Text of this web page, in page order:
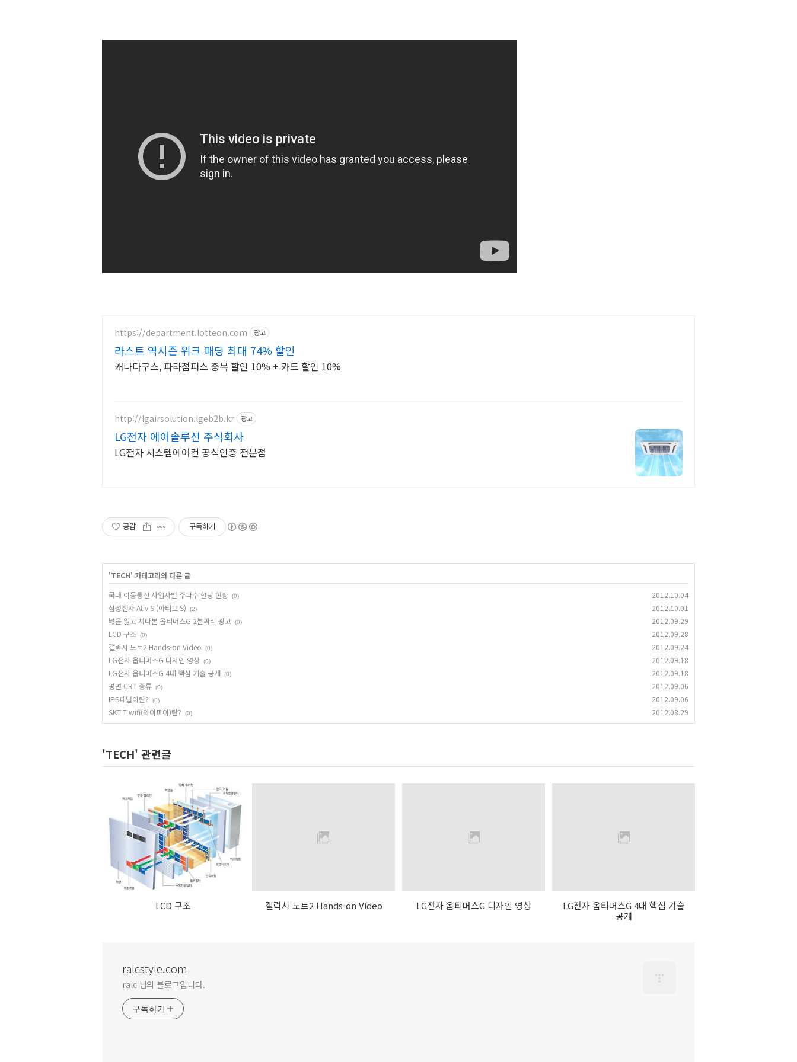
https://department.lotteon.com 광고
라스트 역시즌 위크 패딩 최대 74% 할인
캐나다구스, 파라점퍼스 중복 할인 10% + 카드 할인 10%
http://lgairsolution.lgeb2b.kr 광고
LG전자 에어솔루션 주식회사
LG전자 시스템에어컨 공식인증 전문점
공감 구독하기
'TECH' 카테고리의 다른 글
국내 이동통신 사업자별 주파수 할당 현황 (0) 2012.10.04
삼성전자 Ativ S (아티브 S) (2) 2012.10.01
넋을 잃고 쳐다본 옵티머스G 2분짜리 광고 (0) 2012.09.29
LCD 구조 (0) 2012.09.28
갤럭시 노트2 Hands-on Video (0) 2012.09.24
LG전자 옵티머스G 디자인 영상 (0) 2012.09.18
LG전자 옵티머스G 4대 핵심 기술 공개 (0) 2012.09.18
평면 CRT 종류 (0) 2012.09.06
IPS패널이란? (0) 2012.09.06
SKT T wifi(와이파이)란? (0) 2012.08.29
'TECH' 관련글
LCD 구조 갤럭시 노트2 Hands-on Video LG전자 옵티머스G 디자인 영상
LG전자 옵티머스G 4대 핵심 기술
공개
ralcstyle.com
ralc 님의 블로그입니다.
구독하기